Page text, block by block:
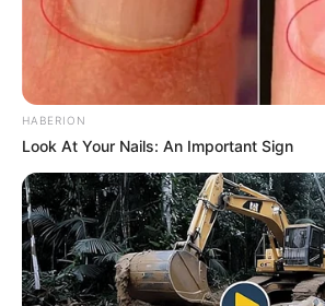
HABERION
Look At Your Nails: An Important Sign